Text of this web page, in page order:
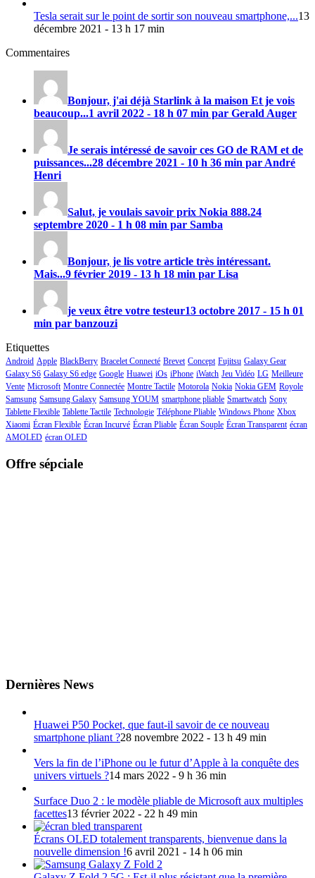
Tesla serait sur le point de sortir son nouveau smartphone,...13
décembre 2021 - 13 h 17 min
Commentaires
Bonjour, j'ai déjà Starlink à la maison Et je vois
beaucoup...1 avril 2022 - 18 h 07 min par Gerald Auger
Je serais intéressé de savoir ces GO de RAM et de
puissances...28 décembre 2021 - 10 h 36 min par André
Henri
Salut, je voulais savoir prix Nokia 888.24
septembre 2020 - 1 h 08 min par Samba
Bonjour, je lis votre article très intéressant.
Mais...9 février 2019 - 13 h 18 min par Lisa
je veux être votre testeur13 octobre 2017 - 15 h 01
min par banzouzi
Etiquettes
Android Apple BlackBerry Bracelet Connecté Brevet Concept Fujitsu Galaxy Gear
Galaxy S6 Galaxy S6 edge Google Huawei iOs iPhone iWatch Jeu Vidéo LG Meilleure
Vente Microsoft Montre Connectée Montre Tactile Motorola Nokia Nokia GEM Royole
Samsung Samsung Galaxy Samsung YOUM smartphone pliable Smartwatch Sony
Tablette Flexible Tablette Tactile Technologie Téléphone Pliable Windows Phone Xbox
Xiaomi Écran Flexible Écran Incurvé Écran Pliable Écran Souple Écran Transparent écran
AMOLED écran OLED
Offre sépciale
Dernières News
Huawei P50 Pocket, que faut-il savoir de ce nouveau
smartphone pliant ?28 novembre 2022 - 13 h 49 min
Vers la fin de l’iPhone ou le futur d’Apple à la conquête des
univers virtuels ?14 mars 2022 - 9 h 36 min
Surface Duo 2 : le modèle pliable de Microsoft aux multiples
facettes13 février 2022 - 22 h 49 min
Écrans OLED totalement transparents, bienvenue dans la
nouvelle dimension !6 avril 2021 - 14 h 06 min